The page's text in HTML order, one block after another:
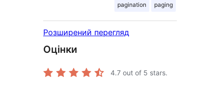
pagination paging
Розширений перегляд
Оцінки
4.7 out of 5 stars.